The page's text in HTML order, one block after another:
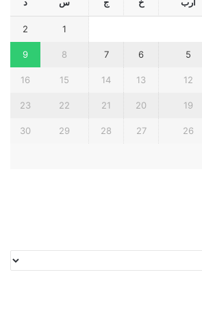
أرب خ ج س د
1
2
5
6
7
8
9
12
13
14
15
16
19
20
21
22
23
26
27
28
29
30